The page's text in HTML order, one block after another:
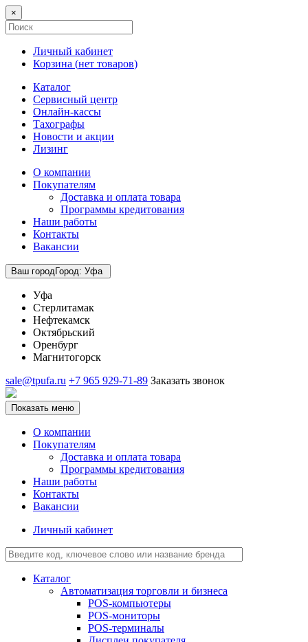
×
Личный кабинет
Корзина (нет товаров)
Каталог
Сервисный центр
Онлайн-кассы
Тахографы
Новости и акции
Лизинг
О компании
Покупателям
Доставка и оплата товара
Программы кредитования
Наши работы
Контакты
Вакансии
Ваш городГород: Уфа
Уфа
Стерлитамак
Нефтекамск
Октябрьский
Оренбург
Магнитогорск
sale@tpufa.ru +7 965 929-71-89 Заказать звонок
Показать меню
О компании
Покупателям
Доставка и оплата товара
Программы кредитования
Наши работы
Контакты
Вакансии
Личный кабинет
Каталог
Автоматизация торговли и бизнеса
POS-компьютеры
POS-мониторы
POS-терминалы